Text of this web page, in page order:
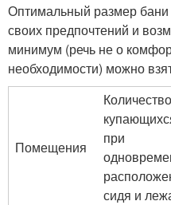
Оптимальный размер
своих предпочтений и
минимум (речь не о
необходимости) можно
Помещения
Количество
при
сидя и